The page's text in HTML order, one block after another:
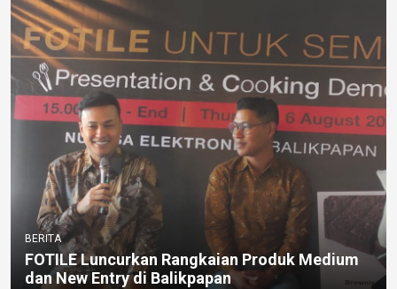
BERITA
FOTILE Luncurkan Rangkaian Produk Medium
dan New Entry di Balikpapan